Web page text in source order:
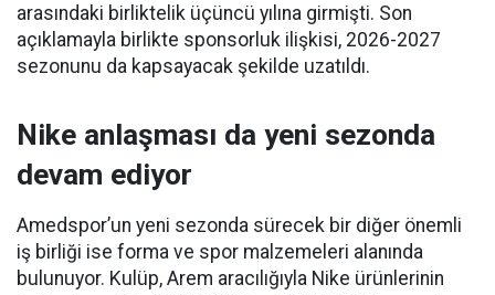
arasındaki birliktelik üçüncü yılına girmişti. Son
açıklamayla birlikte sponsorluk ilişkisi, 2026-2027
sezonunu da kapsayacak şekilde uzatıldı.
Nike anlaşması da yeni sezonda
devam ediyor
Amedspor’un yeni sezonda sürecek bir diğer önemli
iş birliği ise forma ve spor malzemeleri alanında
bulunuyor. Kulüp, Arem aracılığıyla Nike ürünlerinin